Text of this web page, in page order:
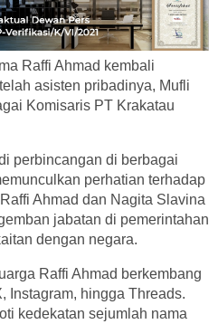
Raffi Ahmad kembali
asisten pribadinya, Mufli
Komisaris PT Krakatau
perbincangan di berbagai
perhatian terhadap
Ahmad dan Nagita Slavina
jabatan di pemerintahan
dengan negara.
Raffi Ahmad berkembang
Instagram, hingga Threads.
kedekatan sejumlah nama